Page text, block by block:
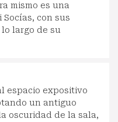
mismo es una
con sus
largo de su
espacio expositivo
un antiguo
oscuridad de la sala,